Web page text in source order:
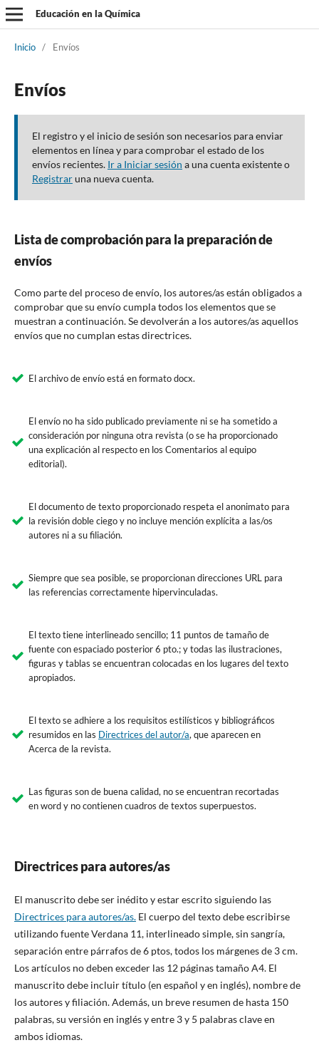
Educación en la Química
Inicio / Envíos
Envíos
El registro y el inicio de sesión son necesarios para enviar
elementos en línea y para comprobar el estado de los
envíos recientes. Ir a Iniciar sesión a una cuenta existente o
Registraruna nueva cuenta.
Lista de comprobación para la preparación de
envíos
Como parte del proceso de envío, los autores/as están obligados a
comprobar que su envío cumpla todos los elementos que se
muestran a continuación. Se devolverán a los autores/as aquellos
envíos que no cumplan estas directrices.
El archivo de envío está en formato docx.
El envío no ha sido publicado previamente ni se ha sometido a
consideración por ninguna otra revista (o se ha proporcionado
una explicación al respecto en los Comentarios al equipo
editorial).
El documento de texto proporcionado respeta el anonimato para
la revisión doble ciego y no incluye mención explícita a las/os
autores ni a su filiación.
Siempre que sea posible, se proporcionan direcciones URL para
las referencias correctamente hipervinculadas.
El texto tiene interlineado sencillo; 11 puntos de tamaño de
fuente con espaciado posterior 6 pto.; y todas las ilustraciones,
figuras y tablas se encuentran colocadas en los lugares del texto
apropiados.
El texto se adhiere a los requisitos estilísticos y bibliográficos
resumidos en las Directrices del autor/a, que aparecen en
Acerca de la revista.
Las figuras son de buena calidad, no se encuentran recortadas
en word y no contienen cuadros de textos superpuestos.
Directrices para autores/as
El manuscrito debe ser inédito y estar escrito siguiendo las
Directrices para autores/as.El cuerpo del texto debe escribirse
utilizando fuente Verdana 11, interlineado simple, sin sangría,
separación entre párrafos de 6 ptos,todos los márgenes de 3 cm.
Los artículos no deben exceder las 12 páginas tamaño A4. El
manuscrito debe incluir título (en español y en inglés), nombre de
los autores y filiación. Además,un breve resumen de hasta 150
palabras, su versión en inglés y entre 3 y 5 palabras clave en
ambos idiomas.